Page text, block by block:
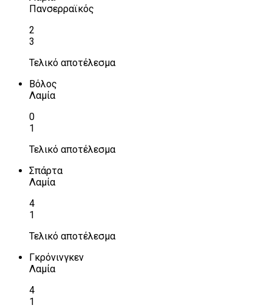
Πανσερραϊκός
2
3
Τελικό αποτέλεσμα
Βόλος
Λαμία
0
1
Τελικό αποτέλεσμα
Σπάρτα
Λαμία
4
1
Τελικό αποτέλεσμα
Γκρόνινγκεν
Λαμία
4
1